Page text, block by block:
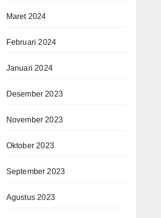
Maret 2024
Februari 2024
Januari 2024
Desember 2023
November 2023
Oktober 2023
September 2023
Agustus 2023